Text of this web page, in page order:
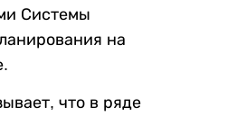
Системы
на
что в ряде